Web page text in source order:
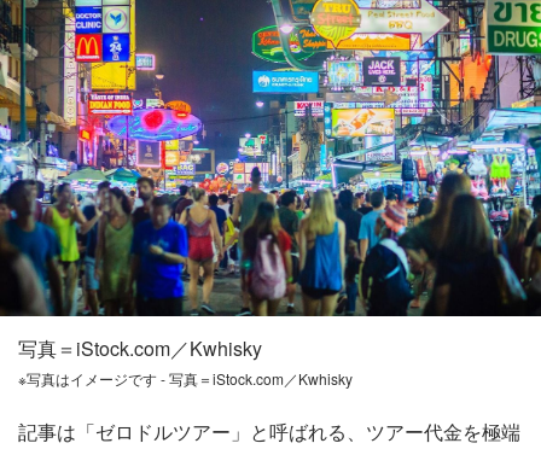
写真＝iStock.com／Kwhisky
※写真はイメージです - 写真＝iStock.com／Kwhisky
記事は「ゼロドルツアー」と呼ばれる、ツアー代金を極端